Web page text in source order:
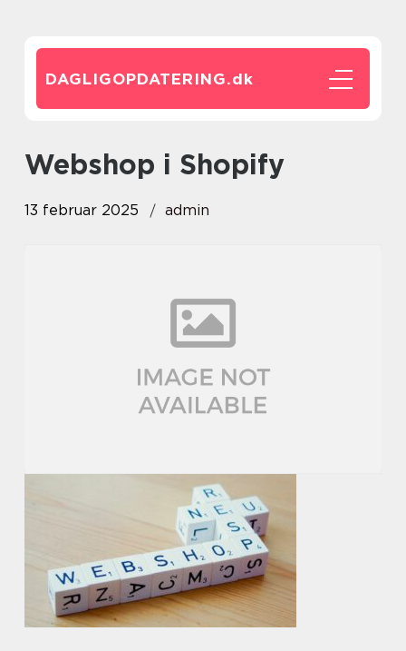
DAGLIGOPDATERING.dk
Webshop i Shopify
13 februar 2025 admin